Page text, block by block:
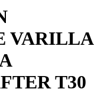
VARILLA
T30